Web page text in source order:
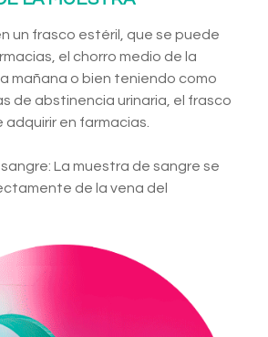
un frasco estéril, que se puede
el chorro medio de la
mañana o bien teniendo como
de abstinencia urinaria, el frasco
adquirir en farmacias.
La muestra de sangre se
de la vena del